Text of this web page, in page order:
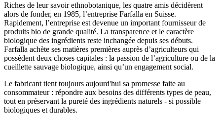
Riches de leur savoir ethnobotanique, les quatre amis décidèrent
alors de fonder, en 1985, l’entreprise Farfalla en Suisse.
Rapidement, l’entreprise est devenue un important fournisseur de
produits bio de grande qualité. La transparence et le caractère
biologique des ingrédients reste inchangée depuis ses débuts.
Farfalla achète ses matières premières auprès d’agriculteurs qui
possèdent deux choses capitales : la passion de l’agriculture ou de la
cueillette sauvage biologique, ainsi qu’un engagement social.
Le fabricant tient toujours aujourd'hui sa promesse faite au
consommateur : répondre aux besoins des différents types de peau,
tout en préservant la pureté des ingrédients naturels - si possible
biologiques et durables.